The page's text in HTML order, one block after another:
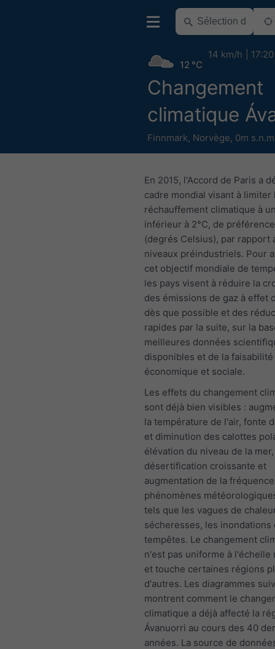
Changement
climatique
Finnmark, Norvège, 0m
12 °C
14 km/h 17:20
En 2015, l'Accord de Paris a
cadre mondial visant à limiter
réchauffement climatique à
inférieur à 2°C, de préférence
(degrés Celsius), par rapport
niveaux préindustriels. Pour
cet objectif mondiale de
les pays visent à réduire la
des émissions de gaz à effet
dès que possible et des
rapides par la suite, sur la
meilleures données
disponibles et de la faisabilité
économique et sociale.
Les effets du changement
sont déjà bien visibles :
la température de l'air, fonte
et diminution des calottes
élévation du niveau de la mer,
désertification croissante et
augmentation de la
phénomènes
tels que les vagues de
sécheresses, les inondations
tempêtes. Le changement
n'est pas uniforme à l'échelle
et touche certaines régions
d'autres. Les diagrammes
montrent comment le
climatique a déjà affecté la
Ávanuorri au cours des 40
années. La source de